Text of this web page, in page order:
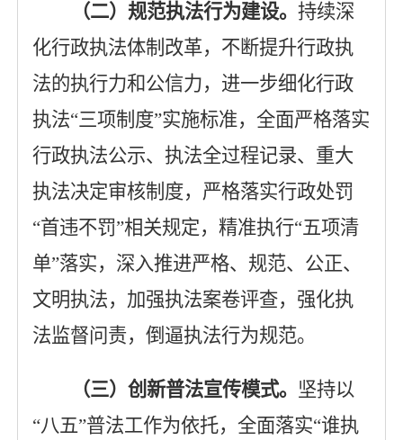
（二）规范执法行为建设。 持续深
化行政执法体制改革，不断提升行政执
法的执行力和公信力，进一步细化行政
执法“三项制度”实施标准，全面严格落实
行政执法公示、执法全过程记录、重大
执法决定审核制度，严格落实行政处罚
“首违不罚”相关规定，精准执行“五项清
单”落实，深入推进严格、规范、公正、
文明执法，加强执法案卷评查，强化执
法监督问责，倒逼执法行为规范。
（三）创新普法宣传模式。 坚持以
“八五”普法工作为依托，全面落实“谁执